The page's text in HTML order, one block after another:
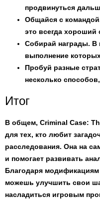
продвинуться
Общайся с командой
это всегда хороший
Собирай награды. В
выполнение
Пробуй разные
несколько
Итог
В общем, Criminal Case:
для тех, кто любит
расследования. Она на
и помогает развивать
Благодаря
можешь улучшить свои
насладиться игровым